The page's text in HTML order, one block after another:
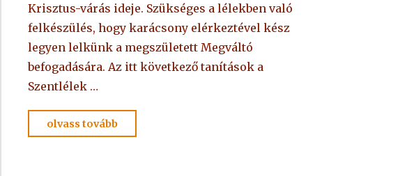
Krisztus-várás ideje. Szükséges a lélekben való
felkészülés, hogy karácsony elérkeztével kész
legyen lelkünk a megszületett Megváltó
befogadására. Az itt következő tanítások a
Szentlélek …
olvass tovább